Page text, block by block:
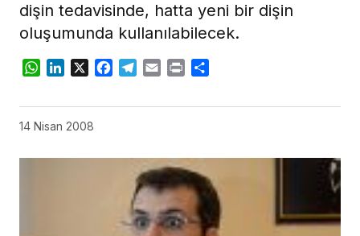
dişin tedavisinde, hatta yeni bir dişin
oluşumunda kullanılabilecek.
WhatsApp
LinkedIn
X Facebook
Telegram
Email Print
14 Nisan 2008